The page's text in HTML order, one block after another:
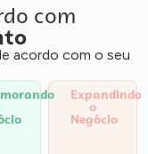
com
acordo com o seu
Expandindo
o
Negócio